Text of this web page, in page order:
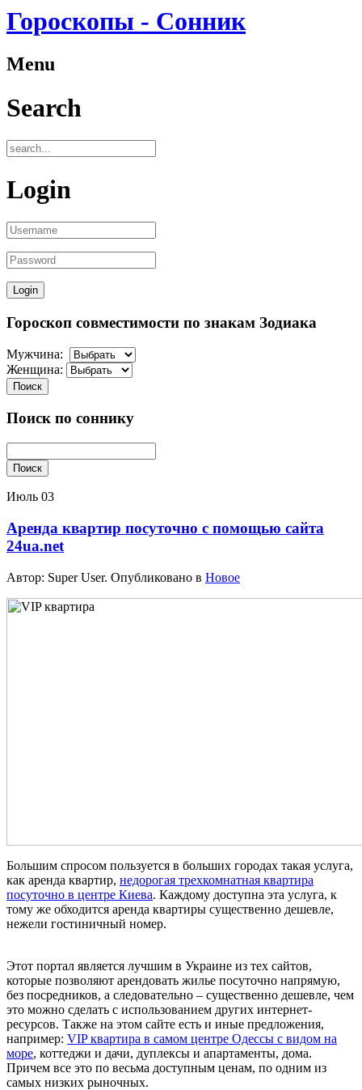
Гороскопы - Сонник
Menu
Search
Login
Гороскоп совместимости по знакам Зодиака
Мужчина:
Женщина:
Поиск
Поиск по соннику
Поиск
Июль 03
Аренда квартир посуточно с помощью сайта
24ua.net
Автор: Super User. Опубликовано в Новое
Большим спросом пользуется в больших городах такая услуга,
как аренда квартир, недорогая трехкомнатная квартира
посуточно в центре Киева. Каждому доступна эта услуга, к
тому же обходится аренда квартиры существенно дешевле,
нежели гостиничный номер.
Этот портал является лучшим в Украине из тех сайтов,
которые позволяют арендовать жилье посуточно напрямую,
без посредников, а следовательно – существенно дешевле, чем
это можно сделать с использованием других интернет-
ресурсов. Также на этом сайте есть и иные предложения,
например: VIP квартира в самом центре Одессы с видом на
море, коттеджи и дачи, дуплексы и апартаменты, дома.
Причем все это по весьма доступным ценам, по одним из
самых низких рыночных.